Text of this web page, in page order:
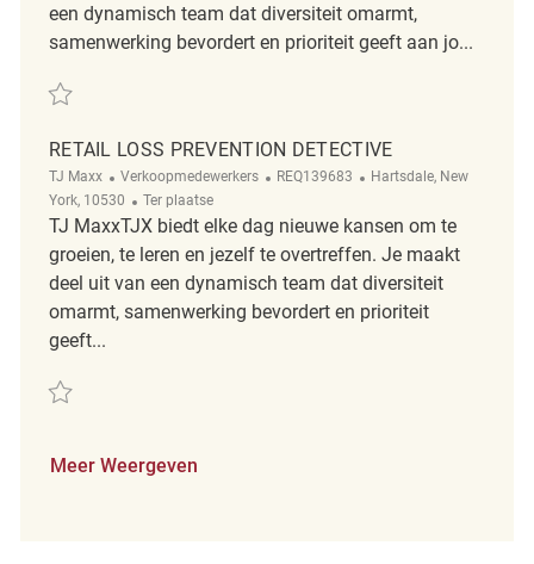
een dynamisch team dat diversiteit omarmt,
samenwerking bevordert en prioriteit geeft aan jo...
Redden Retail Loss Prevention Detective REQ142001
RETAIL LOSS PREVENTION DETECTIVE
TJ Maxx Categorie
Verkoopmedewerkers ReqId
REQ139683 Plaats
Hartsdale, New
York, 10530
Afgelegen
Ter plaatse
TJ MaxxTJX biedt elke dag nieuwe kansen om te
groeien, te leren en jezelf te overtreffen. Je maakt
deel uit van een dynamisch team dat diversiteit
omarmt, samenwerking bevordert en prioriteit
geeft...
Redden Retail Loss Prevention Detective REQ139683
Meer Weergeven